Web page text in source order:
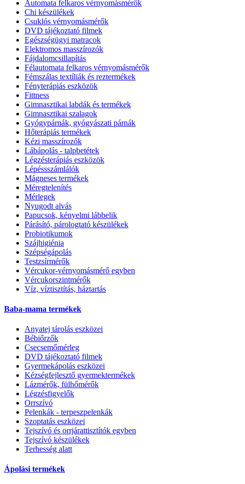
Automata felkaros vérnyomásmérők
Chi készülékek
Csuklós vérnyomásmérők
DVD tájékoztató filmek
Egészségügyi matracok
Elektromos masszírozók
Fájdalomcsillapítás
Félautomata felkaros vérnyomásmérők
Fémszálas textíliák és reztermékek
Fényterápiás eszközök
Fittness
Gimnasztikai labdák és termékek
Gimnasztikai szalagok
Gyógypárnák, gyógyászati párnák
Hőterápiás termékek
Kézi masszírozók
Lábápolás - talpbetétek
Légzésterápiás eszközök
Lépéssszámlálók
Mágneses termékek
Méregtelenítés
Mérlegek
Nyugodt alvás
Papucsok, kényelmi lábbelik
Párásító, párologtató készülékek
Probiotikumok
Szájhigiénia
Szépségápolás
Testzsírmérők
Vércukor-vérnyomásmérő egyben
Vércukorszintmérők
Víz, víztisztítás, háztartás
Baba-mama termékek
Anyatej tárolás eszközei
Bébiőrzők
Csecsemőmérleg
DVD tájékoztató filmek
Gyermekápolás eszközei
Kézségfejlesztő gyermektermékek
Lázmérők, fülhőmérők
Légzésfigyelők
Orrszívó
Pelenkák - terpeszpelenkák
Szoptatás eszközei
Tejszívó és orrjárattisztítók egyben
Tejszívó készülékek
Terhesség alatt
Ápolási termékek